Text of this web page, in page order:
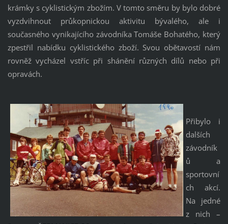
krámky s cyklistickým zbožím. V tomto směru by bylo dobré
vyzdvihnout průkopnickou aktivitu bývalého, ale i
současného vynikajícího závodníka Tomáše Bohatého, který
zpestřil nabídku cyklistického zboží. Svou obětavostí nám
rovněž vycházel vstříc při shánění různých dílů nebo při
opravách.
Přibylo i
dalších
závodník
ů a
sportovní
ch akcí.
Na jedné
z nich –